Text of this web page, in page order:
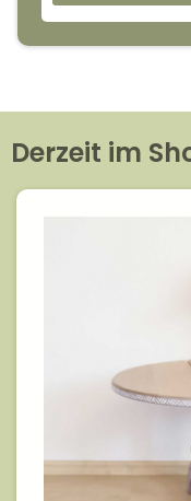
Derzeit im